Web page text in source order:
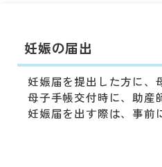
妊娠の届出
妊娠届を提出した方に、
母子手帳交付時に、助産
妊娠届を出す際は、事前